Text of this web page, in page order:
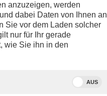
Youtube
Facebook
anzuzeigen, werden
dabei Daten von Ihnen an
Sie vor dem Laden solcher
nur für Ihr gerade
wie Sie ihn in den
AUS